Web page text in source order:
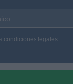
condiciones legales